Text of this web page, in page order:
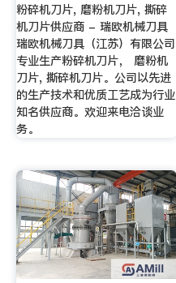
粉碎机刀片, 磨粉机刀片, 撕碎
机刀片供应商 - 瑞欧机械刀具
瑞欧机械刀具（江苏）有限公司
专业生产粉碎机刀片， 磨粉机
刀片, 撕碎机刀片。公司以先进
的生产技术和优质工艺成为行业
知名供应商。欢迎来电洽谈业
务。